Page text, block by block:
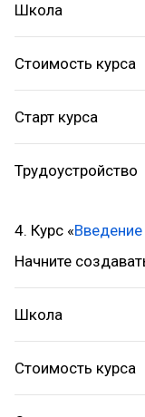
Школа
Стоимость курса
Старт курса
Трудоустройство
4. Курс «Введение
Начните
Школа
Стоимость курса